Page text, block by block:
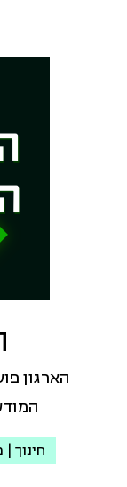
בסיוע
להדתת
במאבק
–
–
הארגון
חינוך